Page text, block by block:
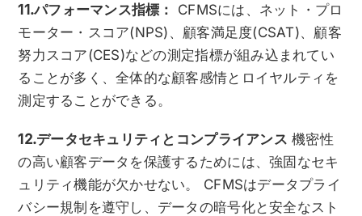
11.パフォーマンス指標： CFMSには、ネット・プロ
モーター・スコア(NPS)、顧客満足度(CSAT)、顧客
努力スコア(CES)などの測定指標が組み込まれてい
ることが多く、全体的な顧客感情とロイヤルティを
測定することができる。
12.データセキュリティとコンプライアンス機密性
の高い顧客データを保護するためには、強固なセキ
ュリティ機能が欠かせない。 CFMSはデータプライ
バシー規制を遵守し、データの暗号化と安全なスト